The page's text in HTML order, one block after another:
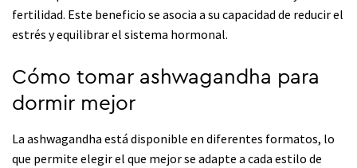
fertilidad. Este beneficio se asocia a su capacidad de reducir el
estrés y equilibrar el sistema hormonal.
Cómo tomar ashwagandha para
dormir mejor
La ashwagandha está disponible en diferentes formatos, lo
que permite elegir el que mejor se adapte a cada estilo de